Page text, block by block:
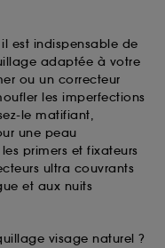
est indispensable de
adaptée à votre
ou un correcteur
les imperfections
le matifiant,
une peau
primers et fixateurs
ultra couvrants
et aux nuits
visage naturel ?